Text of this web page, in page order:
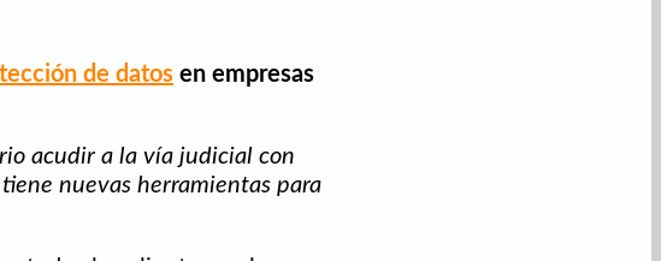
de datos en empresas
acudir a la vía judicial con
nuevas herramientas para